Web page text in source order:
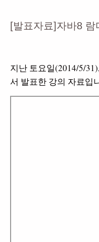
[발표자료]자바8 람
지난 토요일(2014/5/
서 발표한 강의 자료입